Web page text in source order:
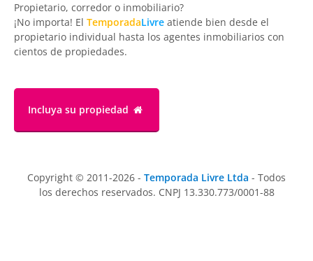
Propietario, corredor o inmobiliario?
¡No importa! El TemporadaLivre atiende bien desde el
propietario individual hasta los agentes inmobiliarios con
cientos de propiedades.
Incluya su propiedad
Copyright © 2011-2026 - Temporada Livre Ltda - Todos
los derechos reservados. CNPJ 13.330.773/0001-88